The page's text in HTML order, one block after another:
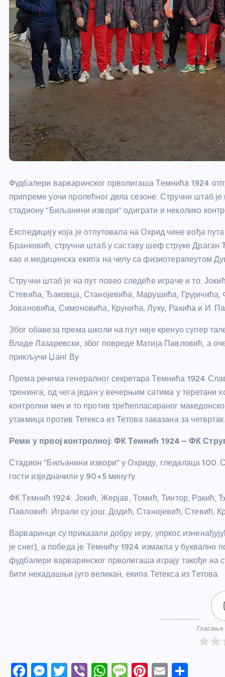
Фудбалери варваринског прволигаша Темнића 1924
припреме уочи пролећног дела сезоне. Стручни штаб
стадиону “Биљанини извори” одиграти и неколико
Експедицију која је отпутовала на Охрид чине вођа
Бранковић, стручни штаб у саставу шеф струке
као и медицинска екипа на челу са физиотерапеутом
Стручни штаб је на пут повео следеће играче и то:
Стевића, Ђаковца, Станојевића, Марушића,
Јовановића, Симоновића, Крунића, Луку, Ракића и И.
Због обавеза према школи на пут није кренуо супер
Владе Лазаревски, због повреде Матија Павловић, а
прикључи Џанг Ву.
Према речима генералног секретара Темнића 1924
тренинга, од чега један у вечерњим сатима у теретани
контролни меч и то против трећепласираног
утакмица против Тетекса из Тетова заказана за четвртак.
Реми у првој контролној: ФК Темнић 1924 – ФК
Стадион “Биљанини извори” у Охриду, гледалаца
гости изједначили у 90+5 минуту.
ФК Темнић 1924: Јокић, Жерјав, Томић, Тинтор, Ракић,
Павловић. Играли су још: Додић, Станојевић, Стевић,
Варваринци су приказали добру игру, упркос
је снег), а победа је Темнићу 1924 измакла у буквално
фудбалери варваринског прволигаша играју такође на
бити некадашњи југо великан, екипа Тетекса из Тетова.
Гласање
F
M T
Vi W M Pi E